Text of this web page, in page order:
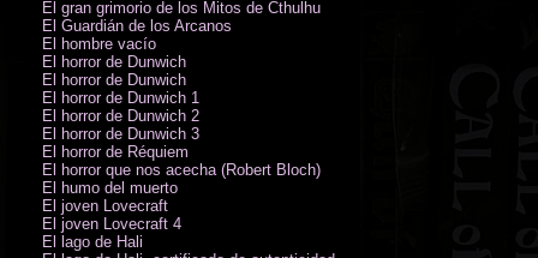
El gran grimorio de los Mitos de Cthulhu
El Guardián de los Arcanos
El hombre vacío
El horror de Dunwich
El horror de Dunwich
El horror de Dunwich 1
El horror de Dunwich 2
El horror de Dunwich 3
El horror de Réquiem
El horror que nos acecha (Robert Bloch)
El humo del muerto
El joven Lovecraft
El joven Lovecraft 4
El lago de Hali